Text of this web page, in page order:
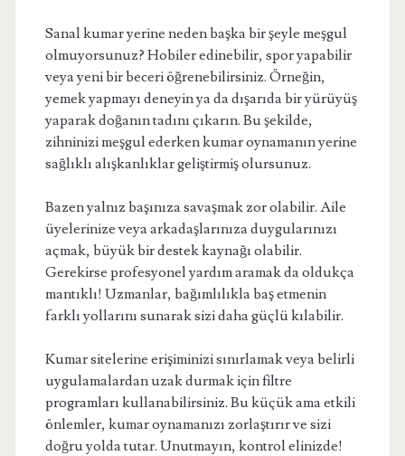
Sanal kumar yerine neden başka bir şeyle meşgul
olmuyorsunuz? Hobiler edinebilir, spor yapabilir
veya yeni bir beceri öğrenebilirsiniz. Örneğin,
yemek yapmayı deneyin ya da dışarıda bir yürüyüş
yaparak doğanın tadını çıkarın. Bu şekilde,
zihninizi meşgul ederken kumar oynamanın yerine
sağlıklı alışkanlıklar geliştirmiş olursunuz.
Bazen yalnız başınıza savaşmak zor olabilir. Aile
üyelerinize veya arkadaşlarınıza duygularınızı
açmak, büyük bir destek kaynağı olabilir.
Gerekirse profesyonel yardım aramak da oldukça
mantıklı! Uzmanlar, bağımlılıkla baş etmenin
farklı yollarını sunarak sizi daha güçlü kılabilir.
Kumar sitelerine erişiminizi sınırlamak veya belirli
uygulamalardan uzak durmak için filtre
programları kullanabilirsiniz. Bu küçük ama etkili
önlemler, kumar oynamanızı zorlaştırır ve sizi
doğru yolda tutar. Unutmayın, kontrol elinizde!